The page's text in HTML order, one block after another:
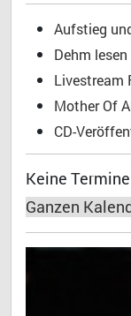
Aufstieg
Dehm lesen
Livestream
Mother Of
CD-
Keine Termine
Ganzen